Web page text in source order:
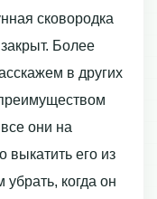
сковородка
Более
в других
все они на
выкатить его из
когда он